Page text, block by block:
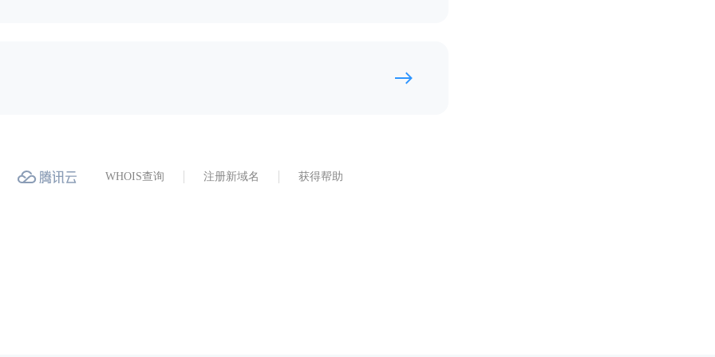
WHOIS查询 注册新域名 获得帮助